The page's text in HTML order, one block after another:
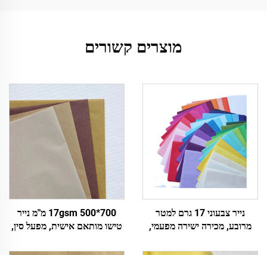
מוצרים קשורים
נייר צבעוני 17 גרם למטר
מרובע, מכירה ישירה מפעמי,
לצבעים, נעליים, מתנות, פרחים,
17gsm 500*700 מ"מ נייר
טישו מותאם אישית, מפעל סין,
מתנות, בגדים, מוצרי מזון, נייר